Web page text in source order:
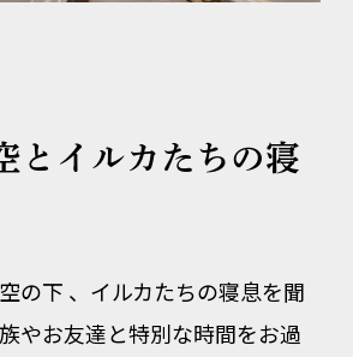
とイルカたちの寝
の下 、イルカたちの寝息を聞
やお友達と特別な時間をお過